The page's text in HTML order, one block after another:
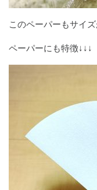
このペーパーもサイ
ペーパーにも特徴↓↓↓